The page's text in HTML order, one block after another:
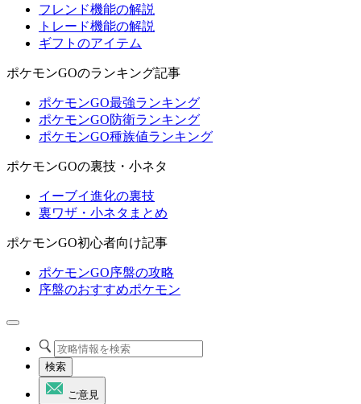
フレンド機能の解説
トレード機能の解説
ギフトのアイテム
ポケモンGOのランキング記事
ポケモンGO最強ランキング
ポケモンGO防衛ランキング
ポケモンGO種族値ランキング
ポケモンGOの裏技・小ネタ
イーブイ進化の裏技
裏ワザ・小ネタまとめ
ポケモンGO初心者向け記事
ポケモンGO序盤の攻略
序盤のおすすめポケモン
検索
ご意見